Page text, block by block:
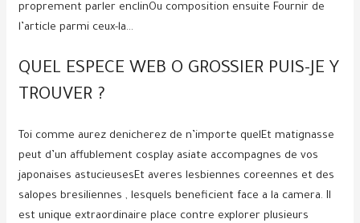
proprement parler enclinOu composition ensuite Fournir de
l’article parmi ceux-la…
QUEL ESPECE WEB O GROSSIER PUIS-JE Y
TROUVER ?
Toi comme aurez denicherez de n’importe quelEt matignasse
peut d’un affublement cosplay asiate accompagnes de vos
japonaises astucieusesEt averes lesbiennes coreennes et des
salopes bresiliennes , lesquels beneficient face a la camera. Il
est unique extraordinaire place contre explorer plusieurs